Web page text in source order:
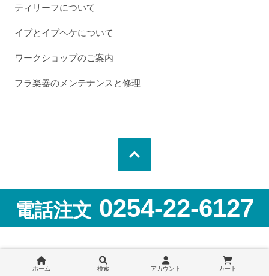
ティリーフについて
イプとイプヘケについて
ワークショップのご案内
フラ楽器のメンテナンスと修理
電話注文 0254-22-6127
営業日について
ホーム 検索 アカウント カート